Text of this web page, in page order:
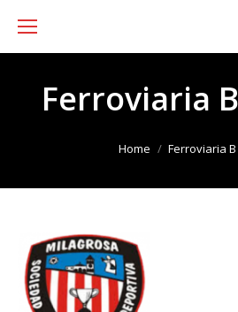
Ferroviaria
Home Ferroviaria